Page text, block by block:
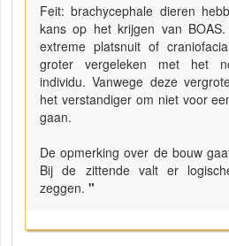
Feit: brachycephale dieren
kans op het krijgen van
extreme platsnuit of
groter vergeleken met het
individu. Vanwege deze
het verstandiger om niet voor
gaan.
De opmerking over de bouw
Bij de zittende valt er
zeggen. "